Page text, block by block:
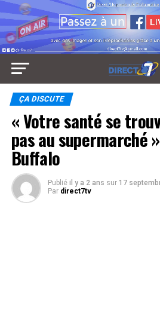
ÇA DISCUTE
« Votre santé se
pas au supermarché
Buffalo
Publié il y a 2 ans sur 17
Par direct7tv